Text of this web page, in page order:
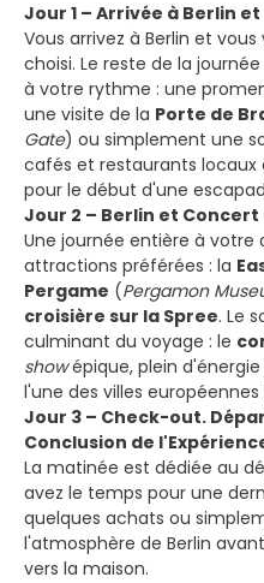
Jour 1 – Arrivée à Berlin
Vous arrivez à Berlin et
choisi. Le reste de la
à votre rythme : une
une visite de la Porte de
Gate) ou simplement une
cafés et restaurants
pour le début d'une
Jour 2 – Berlin et Concert
Une journée entière à votre
attractions préférées : la
Pergame (Pergamon
croisière sur la Spree. Le
culminant du voyage : le
showépique, plein
l'une des villes
Jour 3 – Check-out.
Conclusion de
La matinée est dédiée au
avez le temps pour une
quelques achats ou
l'atmosphère de Berlin
vers la maison.